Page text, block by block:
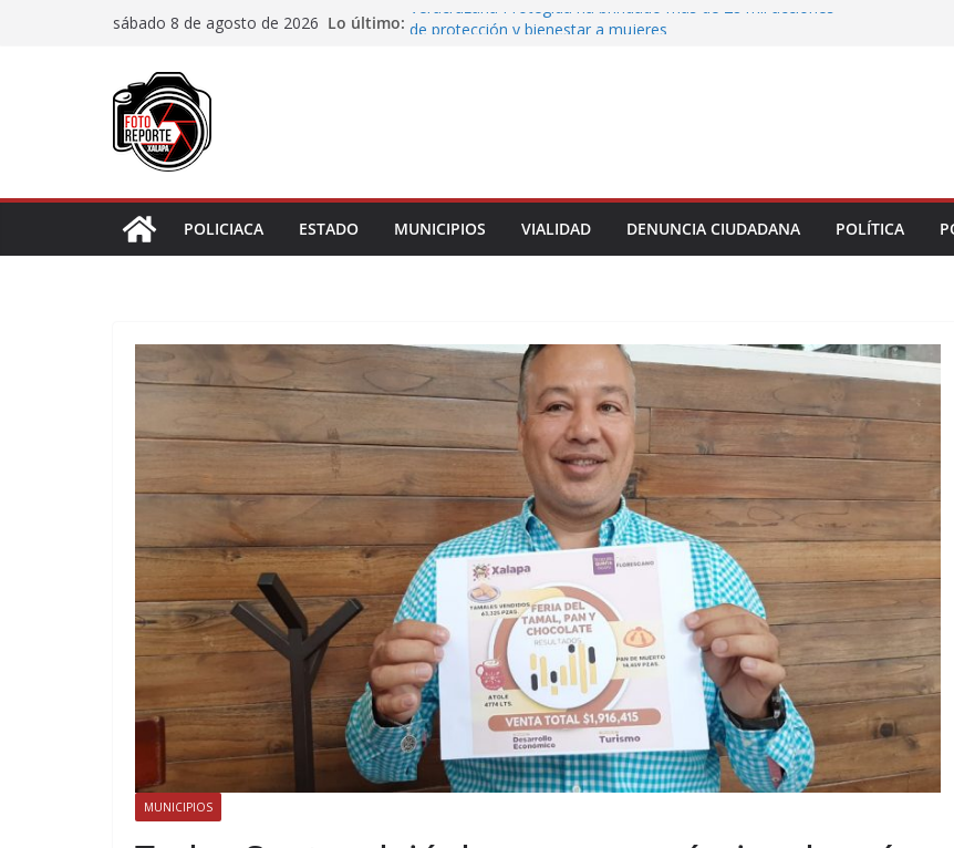
sábado 8 de agosto de 2026 Lo último: Veracruzana Protegida ha brindado más de 28 mil acciones
actividades gratuitas a las familias
POLICIACA
ESTADO MUNICIPIOS VIALIDAD DENUNCIA CIUDADANA POLÍTICA
MUNICIPIOS